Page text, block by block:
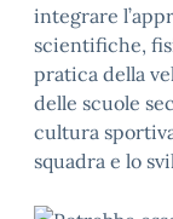
integrare
scientifiche,
pratica della
delle scuole
cultura
squadra e lo